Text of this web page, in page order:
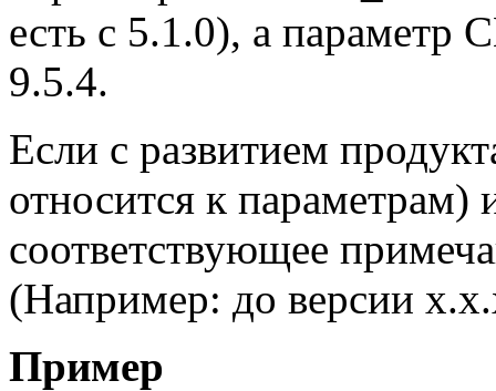
есть с 5.1.0), а параметр
9.5.4.
Если с развитием
относится к параметрам)
соответствующее
(Например: до версии
Пример